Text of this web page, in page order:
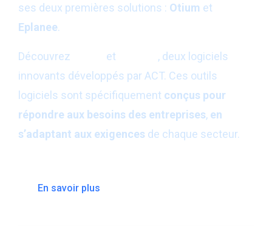
ses deux premières solutions : Otium et
Eplanee.
Découvrez et
, deux logiciels
innovants développés par ACT. Ces outils
logiciels sont spécifiquement conçus pour
répondre aux besoins des entreprises, en
s’adaptant aux exigences de chaque secteur.
En savoir plus